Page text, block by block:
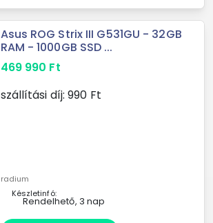
Asus ROG Strix III G531GU - 32GB
RAM - 1000GB SSD ...
469 990 Ft
szállítási díj: 990 Ft
radium
Készletinfó:
Rendelhető, 3 nap